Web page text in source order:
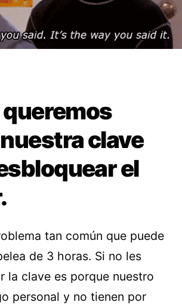
queremos
clave
el
tan común que puede
de 3 horas. Si no les
la clave es porque nuestro
personal y no tienen por